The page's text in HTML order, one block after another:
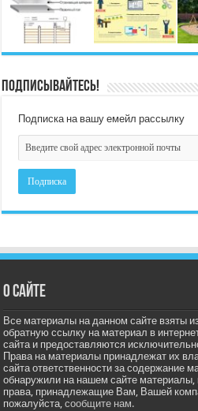
Подписывайтесь!
Подписка на вашу емейл рассылку
О сайте
Все материалы на данном сайте взяты
обратную ссылку на материал в
сайта и предоставляются
Права на материалы принадлежат их
сайта ответственности за содержание
обнаружили на нашем сайте материалы,
права, принадлежащие Вам, Вашей
пожалуйста,сообщите нам.